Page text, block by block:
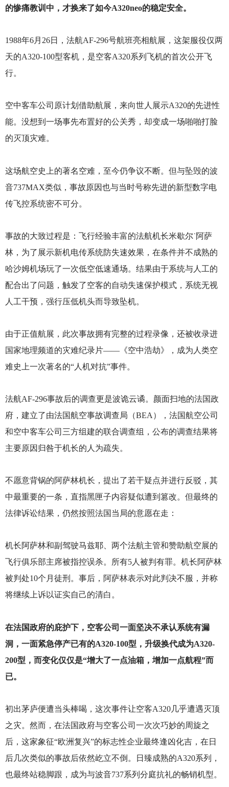
的惨痛教训中，才换来了如今A320neo的稳定安全。
1988年6月26日，法航AF-296号航班亮相航展，这架服役仅两
天的A320-100型客机，是空客A320系列飞机的首次公开飞
行。
空中客车公司原计划借助航展，来向世人展示A320的先进性
能。没想到一场事先布置好的公关秀，却变成一场啪啪打脸
的灭顶灾难。
这场航空史上的著名空难，至今仍争议不断。但与坠毁的波
音737MAX类似，事故原因也与当时号称先进的新型数字电
传飞控系统密不可分。
事故的大致过程是：飞行经验丰富的法航机长米歇尔˙阿萨
林，为了展示新机电传系统防失速效果，在条件并不成熟的
哈沙姆机场玩了一次低空低速通场。结果由于系统与人工的
配合出了问题，触发了空客的自动失速保护模式，系统无视
人工干预，强行压低机头而导致坠机。
由于正值航展，此次事故拥有完整的过程录像，还被收录进
国家地理频道的灾难纪录片——《空中浩劫》，成为人类空
难史上一次著名的“人机对抗”事件。
法航AF-296事故后的调查更是波诡云谲。颜面扫地的法国政
府，建立了由法国航空事故调查局（BEA），法国航空公司
和空中客车公司三方组建的联合调查组，公布的调查结果将
主要原因归咎于机长的人为疏失。
不愿意背锅的阿萨林机长，提出了若干疑点并进行反驳，其
中最重要的一条，直指黑匣子内容疑似遭到篡改。但最终的
法律诉讼结果，仍然按照法国当局的意愿在走：
机长阿萨林和副驾驶马兹耶、两个法航主管和赞助航空展的
飞行俱乐部主席被指控误杀。所有5人被判有罪。机长阿萨林
被判处10个月徒刑。事后，阿萨林表示对此判决不服，并称
将继续上诉以证实自己的清白。
在法国政府的庇护下，空客公司一面坚决不承认系统有漏
洞，一面紧急停产已有的A320-100型，升级换代成为A320-
200型，而变化仅仅是“增大了一点油箱，增加一点航程”而
已。
初出茅庐便遭当头棒喝，这次事件让空客A320几乎遭遇灭顶
之灾。然而，在法国政府与空客公司一次次巧妙的周旋之
后，这家象征“欧洲复兴”的标志性企业最终逢凶化吉，在日
后几次类似的事故后依然屹立不倒。日臻成熟的A320系列，
也最终站稳脚跟，成为与波音737系列分庭抗礼的畅销机型。